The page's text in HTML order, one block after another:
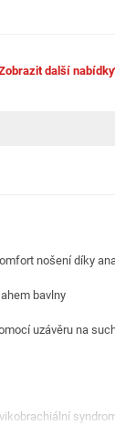
další nabídky
nošení díky
bavlny
uzávěru na